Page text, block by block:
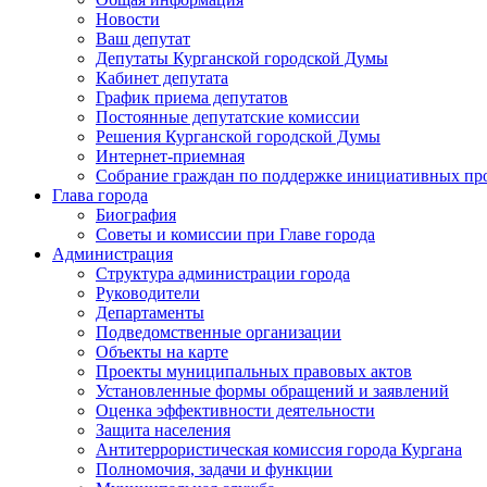
Новости
Ваш депутат
Депутаты Курганской городской Думы
Кабинет депутата
График приема депутатов
Постоянные депутатские комиссии
Решения Курганской городской Думы
Интернет-приемная
Собрание граждан по поддержке инициативных
Глава города
Биография
Советы и комиссии при Главе города
Администрация
Структура администрации города
Руководители
Департаменты
Подведомственные организации
Объекты на карте
Проекты муниципальных правовых актов
Установленные формы обращений и заявлений
Оценка эффективности деятельности
Защита населения
Антитеррористическая комиссия города Кургана
Полномочия, задачи и функции